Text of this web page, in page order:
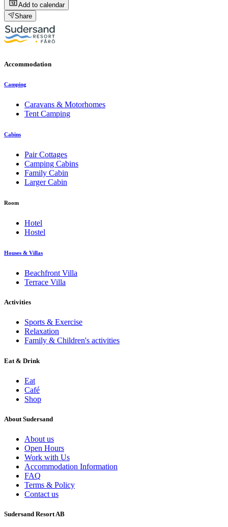
Add to calendar
Share
Accommodation
Camping
Caravans & Motorhomes
Tent Camping
Cabins
Pair Cottages
Camping Cabins
Family Cabin
Larger Cabin
Room
Hotel
Hostel
Houses & Villas
Beachfront Villa
Terrace Villa
Activities
Sports & Exercise
Relaxation
Family & Children's activities
Eat & Drink
Eat
Café
Shop
About Sudersand
About us
Open Hours
Work with Us
Accommodation Information
FAQ
Terms & Policy
Contact us
Sudersand Resort AB